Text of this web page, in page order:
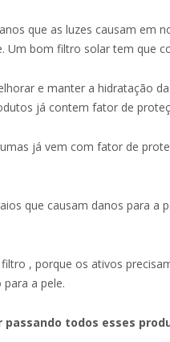
que as luzes causam em
Um bom filtro solar tem que
e manter a hidratação
já contem fator de
já vem com fator de
que causam danos para a
, porque os ativos
a pele.
todos esses